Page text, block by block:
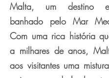
Malta, um destino
banhado pelo Mar
Com uma rica história
a milhares de anos,
aos visitantes uma